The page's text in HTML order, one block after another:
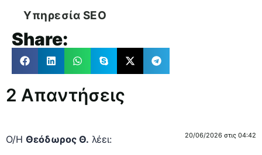
Υπηρεσία SEO
Share:
2 Απαντήσεις
Ο/Η Θεόδωρος Θ. λέει: 20/06/2026 στις 04:42